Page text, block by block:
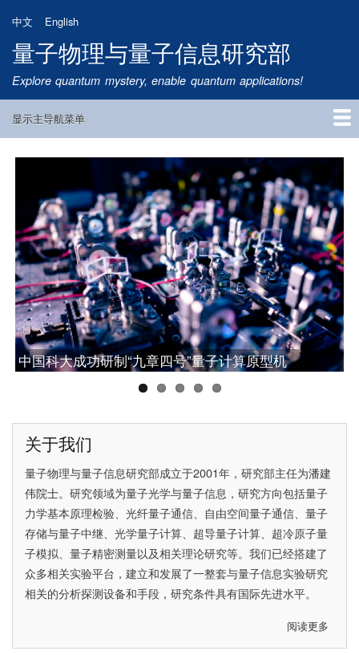
到
主
要
内
中文 English
量子物理与量子信息研究部
Explore quantum mystery, enable quantum applications!
Main
显示主导航菜单
首页
研究方向
量子卫星
团队成员
新闻动态
研究进展
学术报告
论文发表
公告通知
招生信息
相关链接
中国科大成功研制“九章四号”量子计算原型机
中国科大构建可扩展量子中继的基本模块，实现量子
网络研究的重大突破
中国科大潘建伟教授获2025腾冲科学大奖
中国科大彭承志当选中国科学院院士
中国科大首次实现无漏洞Hardy佯谬检验
关于我们
量子物理与量子信息研究部成立于2001年，研究部主任为潘建
伟院士。研究领域为量子光学与量子信息，研究方向包括量子
力学基本原理检验、光纤量子通信、自由空间量子通信、量子
存储与量子中继、光学量子计算、超导量子计算、超冷原子量
子模拟、量子精密测量以及相关理论研究等。我们已经搭建了
众多相关实验平台，建立和发展了一整套与量子信息实验研究
相关的分析探测设备和手段，研究条件具有国际先进水平。
阅读更多
于